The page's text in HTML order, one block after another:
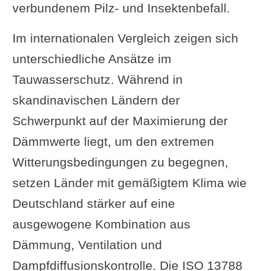
verbundenem Pilz- und Insektenbefall.
Im internationalen Vergleich zeigen sich
unterschiedliche Ansätze im
Tauwasserschutz. Während in
skandinavischen Ländern der
Schwerpunkt auf der Maximierung der
Dämmwerte liegt, um den extremen
Witterungsbedingungen zu begegnen,
setzen Länder mit gemäßigtem Klima wie
Deutschland stärker auf eine
ausgewogene Kombination aus
Dämmung, Ventilation und
Dampfdiffusionskontrolle. Die ISO 13788